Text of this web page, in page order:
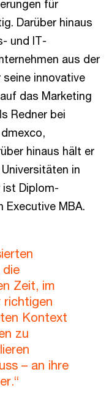
für
Darüber hinaus
und IT-
aus der
innovative
das Marketing
Redner bei
hinaus hält er
in
ist Diplom-
Executive MBA.
die
Zeit, im
richtigen
Kontext
zu
– an ihre